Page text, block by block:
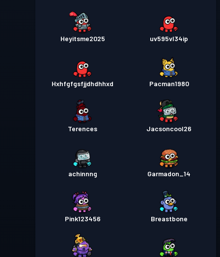
Heyitsme2025 uv595vl34ip
Hxhfgfgsfjjdhdhhxd Pacman1980
Terences Jacsoncool26
achinnng Garmadon_14
Pink123456 Breastbone